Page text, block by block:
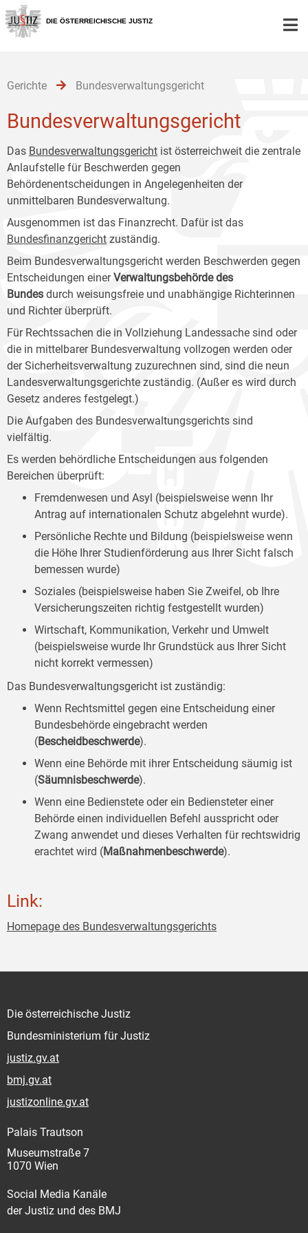
Zur
Hauptnavigation
[1]
Zum
Inhalt
[2]
Zum
Untermenü
[3]
DIE ÖSTERREICHISCHE JUSTIZ
Gerichte Bundesverwaltungsgericht
Bundesverwaltungsgericht
Das Bundesverwaltungsgericht ist österreichweit die zentrale
Anlaufstelle für Beschwerden gegen
Behördenentscheidungen in Angelegenheiten der
unmittelbaren Bundesverwaltung.
Ausgenommen ist das Finanzrecht. Dafür ist das
Bundesfinanzgericht zuständig.
Beim Bundesverwaltungsgericht werden Beschwerden gegen
Entscheidungen einerVerwaltungsbehörde des
Bundes durch weisungsfreie und unabhängige Richterinnen
und Richter überprüft.
Für Rechtssachen die in Vollziehung Landessache sind oder
die in mittelbarer Bundesverwaltung vollzogen werden oder
der Sicherheitsverwaltung zuzurechnen sind, sind die neun
Landesverwaltungsgerichte zuständig. (Außer es wird durch
Gesetz anderes festgelegt.)
Die Aufgaben des Bundesverwaltungsgerichts sind
vielfältig.
Es werden behördliche Entscheidungen aus folgenden
Bereichen überprüft:
Fremdenwesen und Asyl (beispielsweise wenn Ihr
Antrag auf internationalen Schutz abgelehnt wurde).
Persönliche Rechte und Bildung (beispielsweise wenn
die Höhe Ihrer Studienförderung aus Ihrer Sicht falsch
bemessen wurde)
Soziales (beispielsweise haben Sie Zweifel, ob Ihre
Versicherungszeiten richtig festgestellt wurden)
Wirtschaft, Kommunikation, Verkehr und Umwelt
(beispielsweise wurde Ihr Grundstück aus Ihrer Sicht
nicht korrekt vermessen)
Das Bundesverwaltungsgericht ist zuständig:
Wenn Rechtsmittel gegen eine Entscheidung einer
Bundesbehörde eingebracht werden
(Bescheidbeschwerde).
Wenn eine Behörde mit ihrer Entscheidung säumig ist
(Säumnisbeschwerde).
Wenn eine Bedienstete oder ein Bediensteter einer
Behörde einen individuellen Befehl ausspricht oder
Zwang anwendet und dieses Verhalten für rechtswidrig
erachtet wird (Maßnahmenbeschwerde).
Link:
Homepage des Bundesverwaltungsgerichts
Die österreichische Justiz
Bundesministerium für Justiz
justiz.gv.at
bmj.gv.at
justizonline.gv.at
Palais Trautson
Museumstraße 7
1070 Wien
Social Media Kanäle
der Justiz und des BMJ